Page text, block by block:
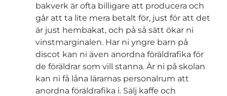
bakverk är ofta billigare att producera och
går att ta lite mera betalt för, just för att det
är just hembakat, och på så sätt ökar ni
vinstmarginalen. Har ni yngre barn på
discot kan ni även anordna föräldrafika för
de föräldrar som vill stanna. Är ni på skolan
kan ni få låna lärarnas personalrum att
anordna föräldrafika i. Sälj kaffe och